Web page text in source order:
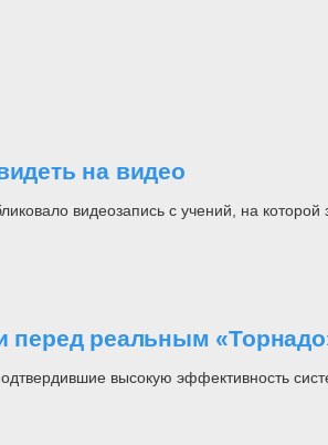
на видео
видеозапись с учений, на
перед реальным
высокую эффективность